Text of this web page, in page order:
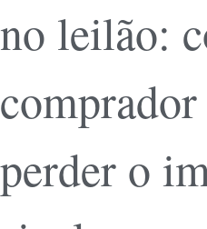
no leilão:
perder o